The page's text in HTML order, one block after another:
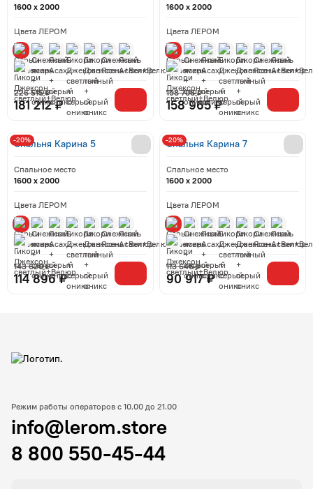
1600 x 2000
Цвета ЛЕРОМ
181 212 ₽
226 515 ₽
1600 x 2000
Цвета ЛЕРОМ
158 965 ₽
198 706 ₽
Спальня Карина 5
Спальное место
1600 x 2000
Цвета ЛЕРОМ
114 896 ₽
143 620 ₽
-20% Спальня Карина 7
Спальное место
1600 x 2000
Цвета ЛЕРОМ
90 917 ₽
113 646 ₽
-20%
Режим работы операторов с 10.00 до 21.00
info@lerom.store
8 800 550-45-44